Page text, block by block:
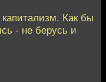
Как бы
- не берусь и